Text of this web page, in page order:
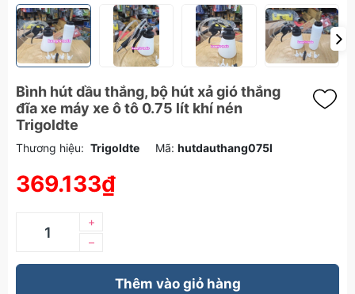
Bình hút dầu thắng, bộ hút xả gió thắng
đĩa xe máy xe ô tô 0.75 lít khí nén
Trigoldte
Thương hiệu: Trigoldte Mã: hutdauthang075l
369.133₫
–
+
Thêm vào giỏ hàng